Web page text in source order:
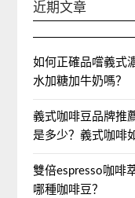
近期文章
如何正確品嚐義式
水加糖加牛奶嗎？
義式咖啡豆品牌推
是多少？義式咖啡
雙倍espresso咖啡
哪種咖啡豆？